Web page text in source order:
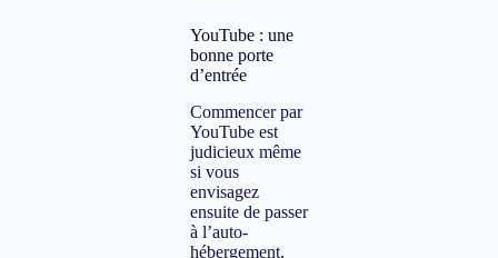
YouTube : une
bonne porte
d’entrée
Commencer par
YouTube est
judicieux même
si vous
envisagez
ensuite de passer
à l’auto-
hébergement.